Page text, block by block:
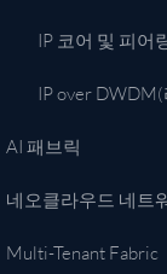
IP 코어 및 피어
IP over
AI 패브릭
네오클라우드 네트
Multi-Tenant Fabric